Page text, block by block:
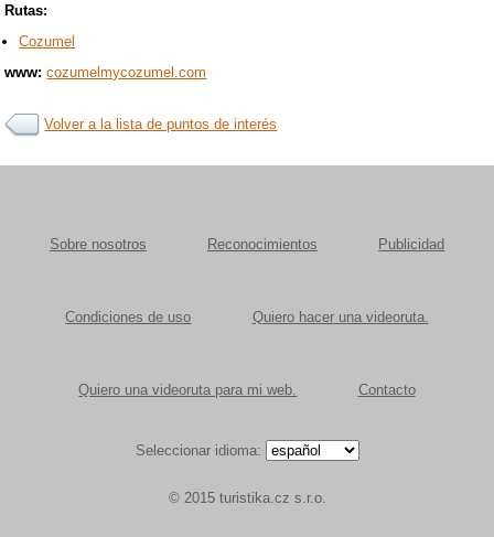
Rutas:
Cozumel
www: cozumelmycozumel.com
Volver a la lista de puntos de interés
Sobre nosotros Reconocimientos Publicidad
Condiciones de uso Quiero hacer una videoruta.
Quiero una videoruta para mi web. Contacto
Seleccionar idioma:
© 2015 turistika.cz s.r.o.